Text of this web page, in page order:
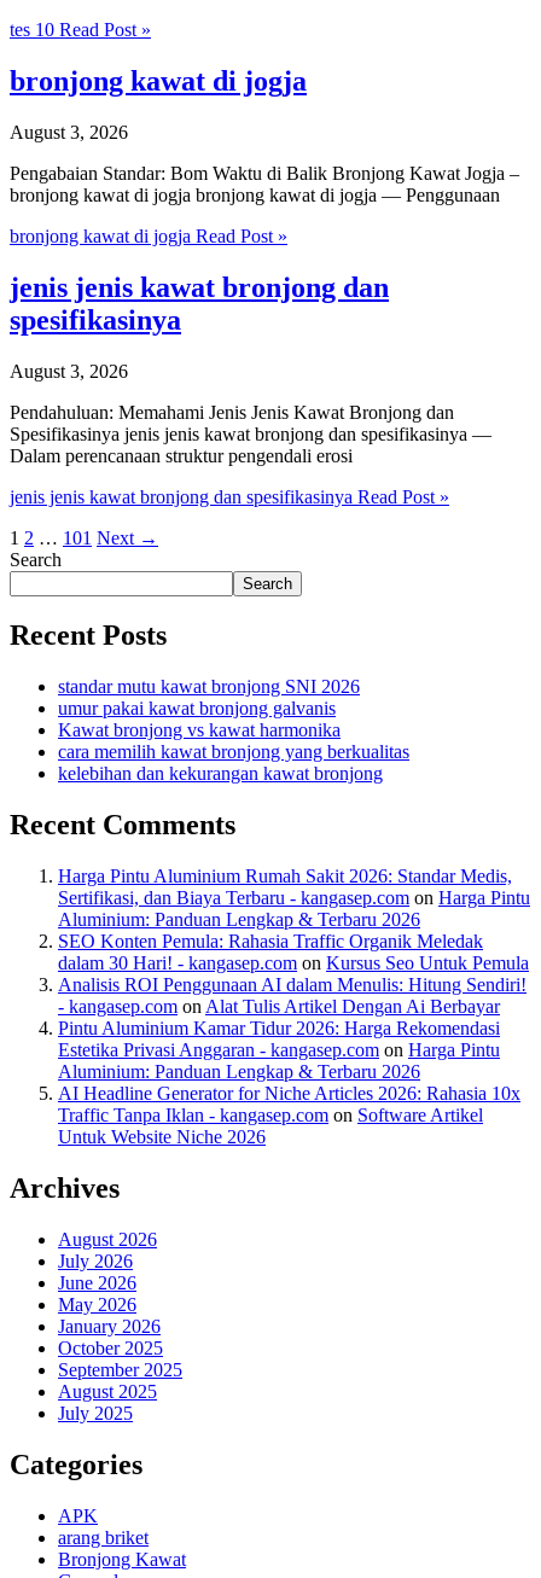
tes 10 Read Post »
bronjong kawat di jogja
August 3, 2026
Pengabaian Standar: Bom Waktu di Balik Bronjong Kawat Jogja –
bronjong kawat di jogja bronjong kawat di jogja — Penggunaan
bronjong kawat di jogja Read Post »
jenis jenis kawat bronjong dan
spesifikasinya
August 3, 2026
Pendahuluan: Memahami Jenis Jenis Kawat Bronjong dan
Spesifikasinya jenis jenis kawat bronjong dan spesifikasinya —
Dalam perencanaan struktur pengendali erosi
jenis jenis kawat bronjong dan spesifikasinya Read Post »
1 2 … 101 Next →
Search
Search
Recent Posts
standar mutu kawat bronjong SNI 2026
umur pakai kawat bronjong galvanis
Kawat bronjong vs kawat harmonika
cara memilih kawat bronjong yang berkualitas
kelebihan dan kekurangan kawat bronjong
Recent Comments
Harga Pintu Aluminium Rumah Sakit 2026: Standar Medis,
Sertifikasi, dan Biaya Terbaru - kangasep.com on Harga Pintu
Aluminium: Panduan Lengkap & Terbaru 2026
SEO Konten Pemula: Rahasia Traffic Organik Meledak
dalam 30 Hari! - kangasep.com on Kursus Seo Untuk Pemula
Analisis ROI Penggunaan AI dalam Menulis: Hitung Sendiri!
- kangasep.com on Alat Tulis Artikel Dengan Ai Berbayar
Pintu Aluminium Kamar Tidur 2026: Harga Rekomendasi
Estetika Privasi Anggaran - kangasep.com on Harga Pintu
Aluminium: Panduan Lengkap & Terbaru 2026
AI Headline Generator for Niche Articles 2026: Rahasia 10x
Traffic Tanpa Iklan - kangasep.com on Software Artikel
Untuk Website Niche 2026
Archives
August 2026
July 2026
June 2026
May 2026
January 2026
October 2025
September 2025
August 2025
July 2025
Categories
APK
arang briket
Bronjong Kawat